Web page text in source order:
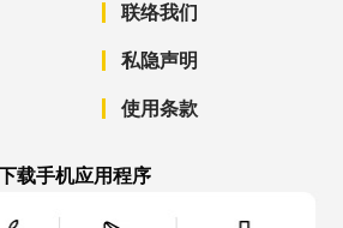
联络我们
私隐声明
使用条款
载手机应用程序